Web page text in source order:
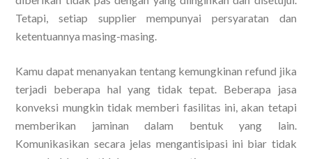
Tetapi, setiap supplier mempunyai persyaratan dan
ketentuannya masing-masing.
Kamu dapat menanyakan tentang kemungkinan refund jika
terjadi beberapa hal yang tidak tepat. Beberapa jasa
konveksi mungkin tidak memberi fasilitas ini, akan tetapi
memberikan jaminan dalam bentuk yang lain.
Komunikasikan secara jelas mengantisipasi ini biar tidak